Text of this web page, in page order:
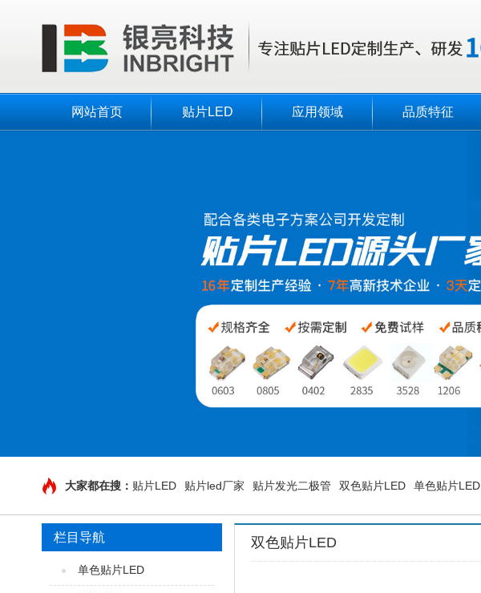
网站首页 贴片LED 应用领域 品质特征
大家都在搜： 贴片LED 贴片led厂家 贴片发光二极管 双色贴片LED 单色贴片LED
栏目导航
单色贴片LED
双色贴片LED